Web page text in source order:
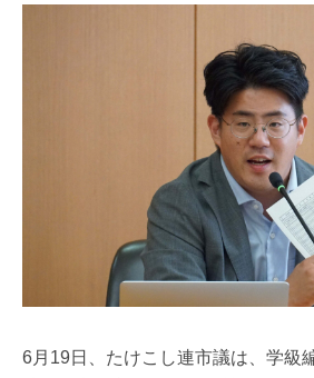
6月19日、たけこし連市議は、学級